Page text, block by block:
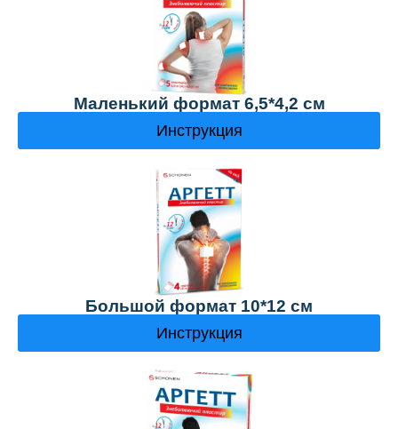
Маленький формат 6,5*4,2 см
Инструкция
Большой формат 10*12 см
Инструкция